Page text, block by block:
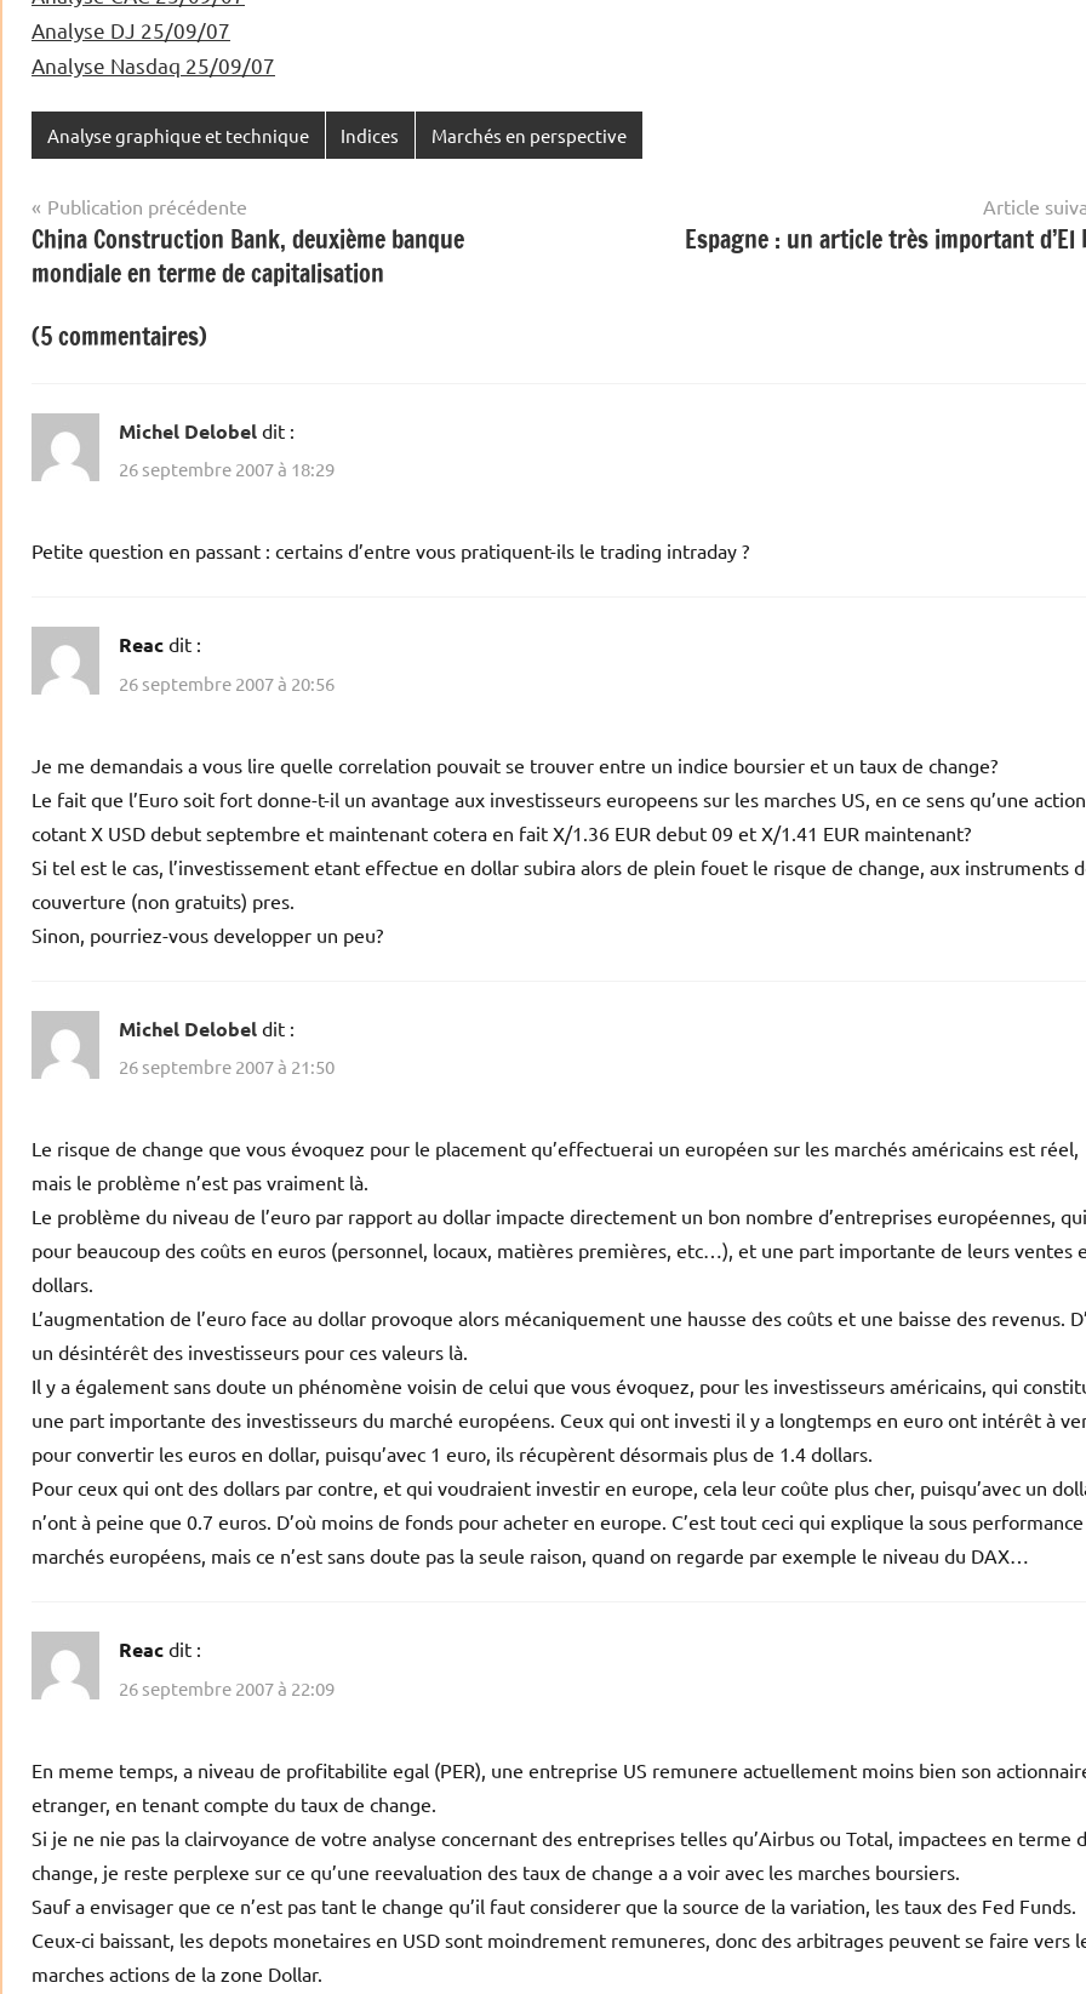
Analyse DJ 25/09/07
Analyse Nasdaq 25/09/07
Analyse graphique et technique Indices Marchés en perspective
Navigation
de
l’article
Publication précédente
China Construction Bank, deuxième banque
mondiale en terme de capitalisation
Article
Espagne : un article très important d’El
(5 commentaires)
Michel Delobel dit :
26 septembre 2007 à 18:29
Petite question en passant : certains d’entre vous pratiquent-ils le trading intraday ?
Reac dit :
26 septembre 2007 à 20:56
Je me demandais a vous lire quelle correlation pouvait se trouver entre un indice boursier et un taux de change?
Le fait que l’Euro soit fort donne-t-il un avantage aux investisseurs europeens sur les marches US, en ce sens qu’une action
cotant X USD debut septembre et maintenant cotera en fait X/1.36 EUR debut 09 et X/1.41 EUR maintenant?
Si tel est le cas, l’investissement etant effectue en dollar subira alors de plein fouet le risque de change, aux instruments
couverture (non gratuits) pres.
Sinon, pourriez-vous developper un peu?
Michel Delobel dit :
26 septembre 2007 à 21:50
Le risque de change que vous évoquez pour le placement qu’effectuerai un européen sur les marchés américains est réel,
mais le problème n’est pas vraiment là.
Le problème du niveau de l’euro par rapport au dollar impacte directement un bon nombre d’entreprises européennes,
pour beaucoup des coûts en euros (personnel, locaux, matières premières, etc…), et une part importante de leurs ventes
dollars.
L’augmentation de l’euro face au dollar provoque alors mécaniquement une hausse des coûts et une baisse des revenus.
un désintérêt des investisseurs pour ces valeurs là.
Il y a également sans doute un phénomène voisin de celui que vous évoquez, pour les investisseurs américains, qui
une part importante des investisseurs du marché européens. Ceux qui ont investi il y a longtemps en euro ont intérêt à
pour convertir les euros en dollar, puisqu’avec 1 euro, ils récupèrent désormais plus de 1.4 dollars.
Pour ceux qui ont des dollars par contre, et qui voudraient investir en europe, cela leur coûte plus cher, puisqu’avec un
n’ont à peine que 0.7 euros. D’où moins de fonds pour acheter en europe. C’est tout ceci qui explique la sous
marchés européens, mais ce n’est sans doute pas la seule raison, quand on regarde par exemple le niveau du DAX…
Reac dit :
26 septembre 2007 à 22:09
En meme temps, a niveau de profitabilite egal (PER), une entreprise US remunere actuellement moins bien son
etranger, en tenant compte du taux de change.
Si je ne nie pas la clairvoyance de votre analyse concernant des entreprises telles qu’Airbus ou Total, impactees en terme
change, je reste perplexe sur ce qu’une reevaluation des taux de change a a voir avec les marches boursiers.
Sauf a envisager que ce n’est pas tant le change qu’il faut considerer que la source de la variation, les taux des Fed Funds.
Ceux-ci baissant, les depots monetaires en USD sont moindrement remuneres, donc des arbitrages peuvent se faire vers
marches actions de la zone Dollar.